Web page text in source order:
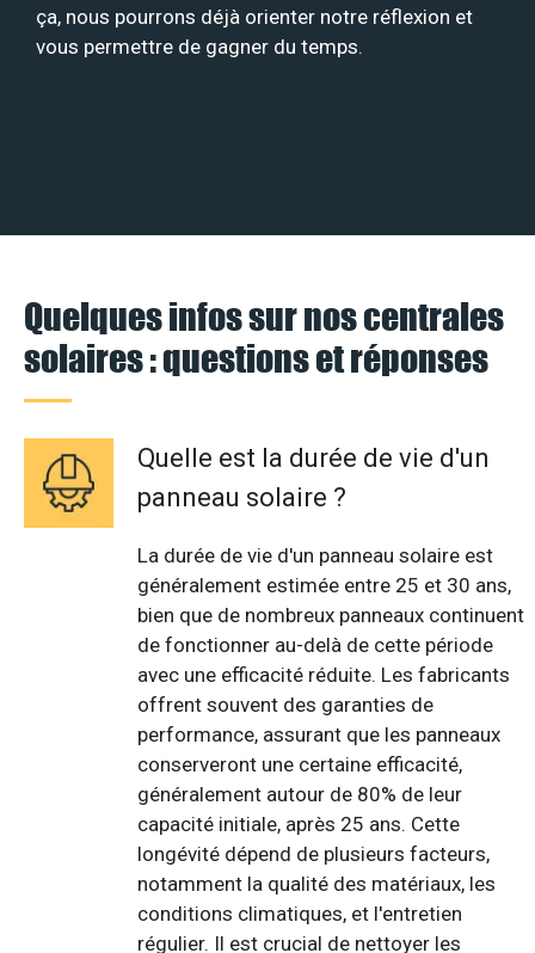
ça, nous pourrons déjà orienter notre réflexion et
vous permettre de gagner du temps.
Quelques infos sur nos centrales
solaires : questions et réponses
Quelle est la durée de vie d'un
panneau solaire ?
La durée de vie d'un panneau solaire est
généralement estimée entre 25 et 30 ans,
bien que de nombreux panneaux continuent
de fonctionner au-delà de cette période
avec une efficacité réduite. Les fabricants
offrent souvent des garanties de
performance, assurant que les panneaux
conserveront une certaine efficacité,
généralement autour de 80% de leur
capacité initiale, après 25 ans. Cette
longévité dépend de plusieurs facteurs,
notamment la qualité des matériaux, les
conditions climatiques, et l'entretien
régulier. Il est crucial de nettoyer les